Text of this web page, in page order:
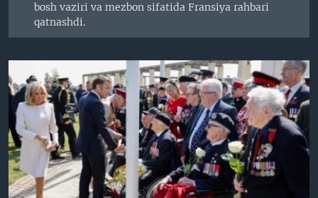
bosh vaziri va mezbon sifatida Fransiya rahbari
qatnashdi.